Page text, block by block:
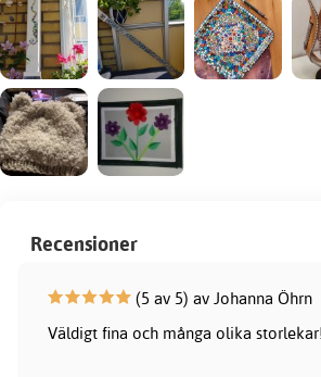
Recensioner
(5 av 5) av Johanna Öhrn
Väldigt fina och många olika